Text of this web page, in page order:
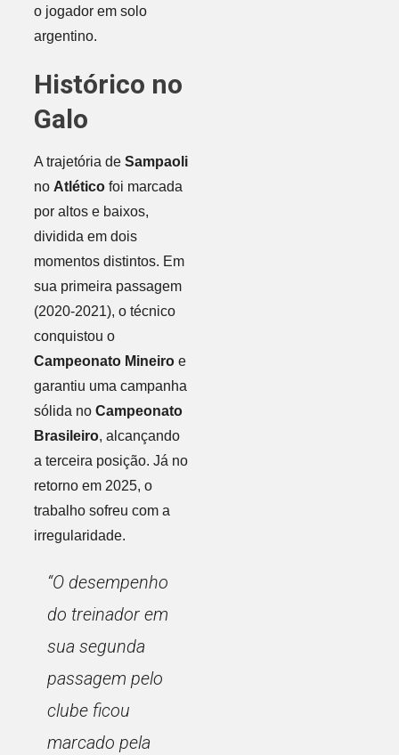
o jogador em solo
argentino.
Histórico no
Galo
A trajetória de Sampaoli
no Atléticofoi marcada
por altos e baixos,
dividida em dois
momentos distintos. Em
sua primeira passagem
(2020-2021), o técnico
conquistou o
Campeonato Mineiroe
garantiu uma campanha
sólida no Campeonato
Brasileiro, alcançando
a terceira posição. Já no
retorno em 2025, o
trabalho sofreu com a
irregularidade.
“O desempenho
do treinador em
sua segunda
passagem pelo
clube ficou
marcado pela